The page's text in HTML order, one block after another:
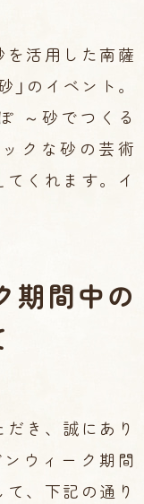
を活用した南薩
のイベント。
～砂でつくる
クな砂の芸術
くれます。イ
期間中の
き、誠にあり
ウィーク期間
、下記の通り